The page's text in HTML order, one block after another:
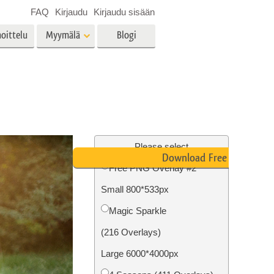
Valokuvan restaurointi
Myymälä
videopeittokuvat
Blogi
FAQ Kirjaudu Kirjaudu sisään
Please select
Free PNG Overlay #2
Small 800*533px
Magic Sparkle
(216 Overlays)
Large 6000*4000px
Download Free PNG